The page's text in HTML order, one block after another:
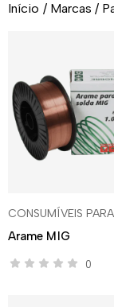
Início / Marcas /
CONSUMÍVEIS
Arame MIG
0